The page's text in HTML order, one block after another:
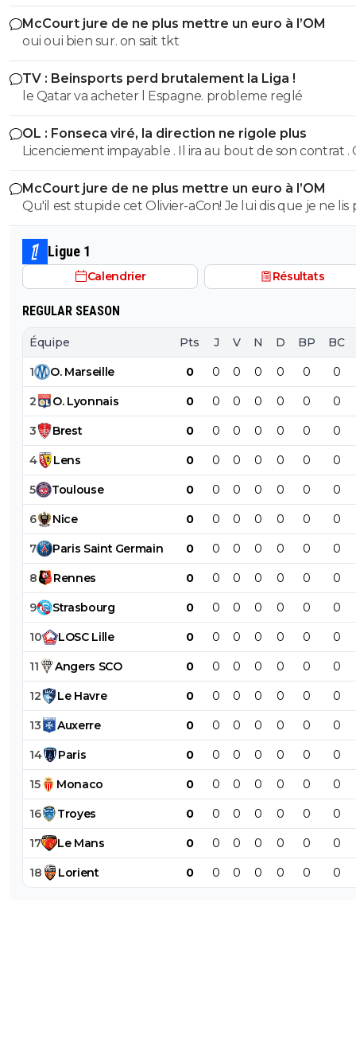
cautionné ce que faisait Longoria et s'il y a un
bien lui. Quand à la relégation en Ligue 2, je n'y crois
tout.
McCourt jure de ne plus mettre un euro à l’OM
oui oui bien sur. on sait tkt
TV : Beinsports perd brutalement la Liga !
le Qatar va acheter l Espagne. probleme reglé
OL : Fonseca viré, la direction ne rigole plus
Licenciement impayable . Il ira au bout de son contrat .
pas viré lors de suspension on ne le virera pas
McCourt jure de ne plus mettre un euro à l’OM
Qu'il est stupide cet Olivier-aCon! Je lui dis que je ne lis
ses commentaires puérils avec des émojis et il
me répondre avec ses petites images de gogol. Ça
bien ce que je dis, on voit tout de suite qu'on a affaire à
teubé.^^
Ligue 1
Calendrier Résultats
REGULAR SEASON
Équipe Pts J V N D BP BC
1 O. Marseille 0 0 0 0 0 0 0
2 O. Lyonnais 0 0 0 0 0 0 0
3 Brest 0 0 0 0 0 0 0
4 Lens 0 0 0 0 0 0 0
5 Toulouse 0 0 0 0 0 0 0
6 Nice 0 0 0 0 0 0 0
7 Paris Saint Germain 0 0 0 0 0 0 0
8 Rennes 0 0 0 0 0 0 0
9 Strasbourg 0 0 0 0 0 0 0
10 LOSC Lille 0 0 0 0 0 0 0
11 Angers SCO 0 0 0 0 0 0 0
12 Le Havre 0 0 0 0 0 0 0
13 Auxerre 0 0 0 0 0 0 0
14 Paris 0 0 0 0 0 0 0
15 Monaco 0 0 0 0 0 0 0
16 Troyes 0 0 0 0 0 0 0
17 Le Mans 0 0 0 0 0 0 0
18 Lorient 0 0 0 0 0 0 0